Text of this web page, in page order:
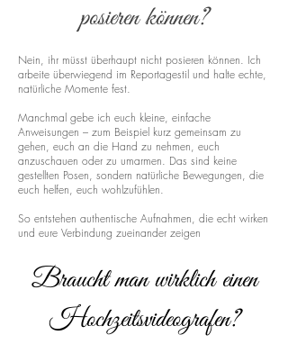
posieren können?
Nein, ihr müsst überhaupt nicht posieren können. Ich
arbeite überwiegend im Reportagestil und halte echte,
natürliche Momente fest.
Manchmal gebe ich euch kleine, einfache
Anweisungen – zum Beispiel kurz gemeinsam zu
gehen, euch an die Hand zu nehmen, euch
anzuschauen oder zu umarmen. Das sind keine
gestellten Posen, sondern natürliche Bewegungen, die
euch helfen, euch wohlzufühlen.
So entstehen authentische Aufnahmen, die echt wirken
und eure Verbindung zueinander zeigen
Braucht man wirklich einen
Hochzeitsvideografen?